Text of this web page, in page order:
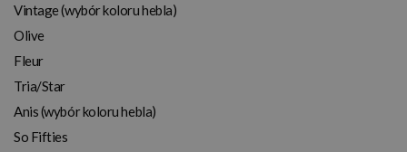
Vintage (wybór koloru hebla)
Olive
Fleur
Tria/Star
Anis (wybór koloru hebla)
So Fifties